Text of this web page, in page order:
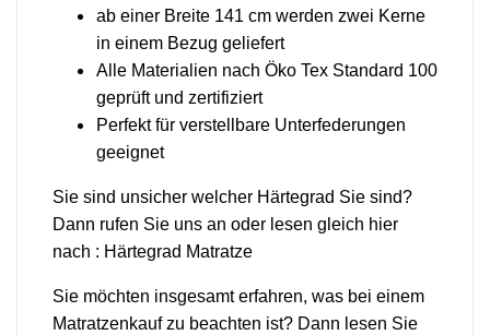
ab einer Breite 141 cm werden zwei Kerne
in einem Bezug geliefert
Alle Materialien nach Öko Tex Standard 100
geprüft und zertifiziert
Perfekt für verstellbare Unterfederungen
geeignet
Sie sind unsicher welcher Härtegrad Sie sind?
Dann rufen Sie uns an oder lesen gleich hier
nach : Härtegrad Matratze
Sie möchten insgesamt erfahren, was bei einem
Matratzenkauf zu beachten ist? Dann lesen Sie